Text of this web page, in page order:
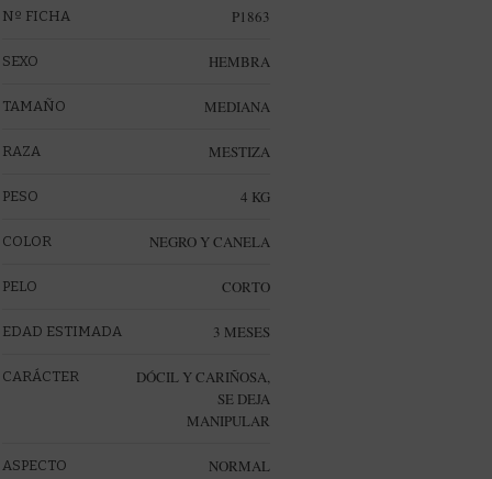
Nº FICHA P1863
SEXO HEMBRA
TAMAÑO MEDIANA
RAZA MESTIZA
PESO 4 KG
COLOR NEGRO Y CANELA
PELO CORTO
EDAD ESTIMADA 3 MESES
CARÁCTER
DÓCIL Y CARIÑOSA,
SE DEJA
MANIPULAR
ASPECTO NORMAL